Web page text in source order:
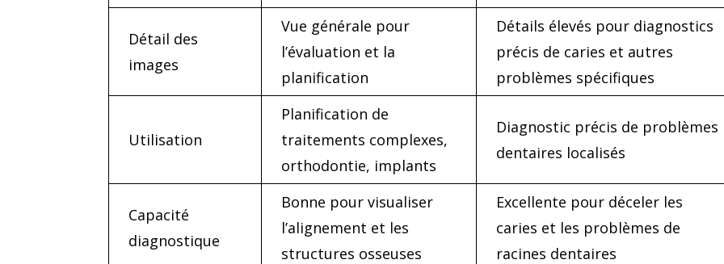
Détail des
images
Vue générale pour
l’évaluation et la
planification
Détails élevés pour diagnostics
précis de caries et autres
problèmes spécifiques
Utilisation
Planification de
traitements complexes,
orthodontie, implants
Diagnostic précis de problèmes
dentaires localisés
Capacité
diagnostique
Bonne pour visualiser
l’alignement et les
structures osseuses
Excellente pour déceler les
caries et les problèmes de
racines dentaires